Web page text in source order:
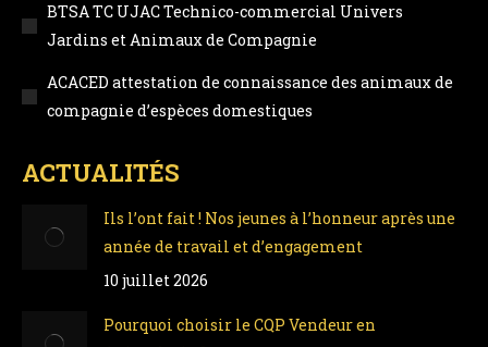
BTSA TC UJAC Technico-commercial Univers
Jardins et Animaux de Compagnie
ACACED attestation de connaissance des animaux de
compagnie d’espèces domestiques
ACTUALITÉS
Ils l’ont fait ! Nos jeunes à l’honneur après une
année de travail et d’engagement
10 juillet 2026
Pourquoi choisir le CQP Vendeur en